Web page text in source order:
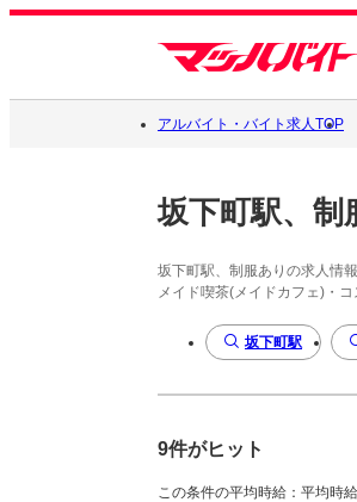
アルバイト・バイト求人TOP
坂下町駅、制
坂下町駅、制服ありの求人情報
メイド喫茶(メイドカフェ)・
坂下町駅
9件がヒット
この条件の平均時給：平均時